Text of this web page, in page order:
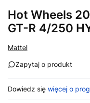
Hot Wheels
GT-R 4/250
Mattel
Zapytaj o produkt
Dowiedz się więcej o